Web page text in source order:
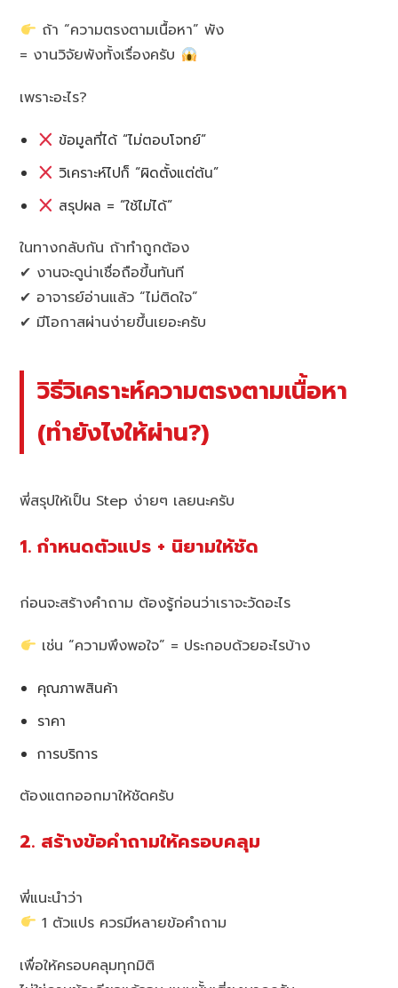
ถ้า “ความตรงตามเนื้อหา” พัง
= งานวิจัยพังทั้งเรื่องครับ
เพราะอะไร?
ข้อมูลที่ได้ “ไม่ตอบโจทย์”
วิเคราะห์ไปก็ “ผิดตั้งแต่ต้น”
สรุปผล = “ใช้ไม่ได้”
ในทางกลับกัน ถ้าทำถูกต้อง
✔ งานจะดูน่าเชื่อถือขึ้นทันที
✔ อาจารย์อ่านแล้ว “ไม่ติดใจ”
✔ มีโอกาสผ่านง่ายขึ้นเยอะครับ
วิธีวิเคราะห์ความตรงตามเนื้อหา
(ทำยังไงให้ผ่าน?)
พี่สรุปให้เป็น Step ง่ายๆ เลยนะครับ
1. กำหนดตัวแปร + นิยามให้ชัด
ก่อนจะสร้างคำถาม ต้องรู้ก่อนว่าเราจะวัดอะไร
เช่น “ความพึงพอใจ” = ประกอบด้วยอะไรบ้าง
คุณภาพสินค้า
ราคา
การบริการ
ต้องแตกออกมาให้ชัดครับ
2. สร้างข้อคำถามให้ครอบคลุม
พี่แนะนำว่า
1 ตัวแปร ควรมีหลายข้อคำถาม
เพื่อให้ครอบคลุมทุกมิติ